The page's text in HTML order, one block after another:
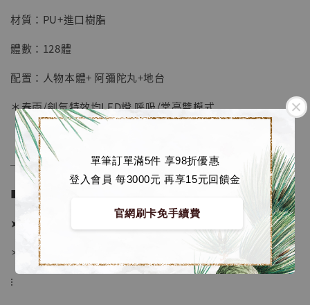
單筆訂單滿5件 享98折優惠
登入會員 每3000元 再享15元回饋金
官網刷卡免手續費
加購優惠【海賊王 布魯克達摩 [7STARS Studio]】
材質：PU+進口樹脂
體數：128體
配置：人物本體+ 阿彌陀丸+地台
＊春雨/劍氣特效均LED燈 呼吸/常亮雙模式
──────────────
■ 販售資訊：
➤ 價格 13980元
＊ 國際運費另計
⁝